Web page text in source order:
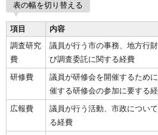
表の幅を切り替える
項目
内容
調査研究
費
議員が行う市の事務、地方行
び調査委託に関する経費
研修費
議員が研修会を開催するため
催する研修会の参加に要する
広報費
議員が行う活動、市政につい
る経費